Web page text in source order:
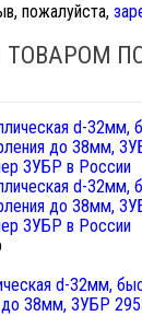
пожалуйста,
ТОВАРОМ
d-32мм,
до 38мм, ЗУБР